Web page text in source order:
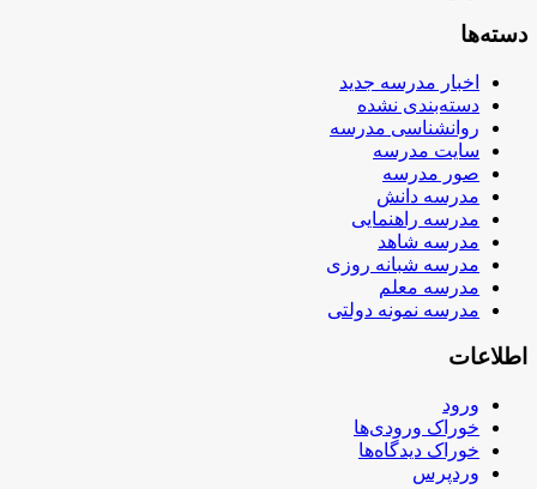
دسته‌ها
اخبار مدرسه جدید
دسته‌بندی نشده
روانشناسی مدرسه
سایت مدرسه
صور مدرسه
مدرسه دانش
مدرسه راهنمایی
مدرسه شاهد
مدرسه شبانه روزی
مدرسه معلم
مدرسه نمونه دولتی
اطلاعات
ورود
خوراک ورودی‌ها
خوراک دیدگاه‌ها
وردپرس